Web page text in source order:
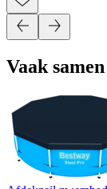
Vaak